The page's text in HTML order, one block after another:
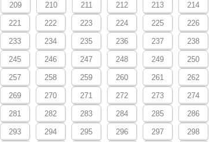
209 210 211 212 213 214
221 222 223 224 225 226
233 234 235 236 237 238
245 246 247 248 249 250
257 258 259 260 261 262
269 270 271 272 273 274
281 282 283 284 285 286
293 294 295 296 297 298